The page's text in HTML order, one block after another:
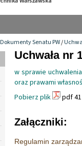
Dokumenty Senatu PW/
Uchwała nr
w sprawie
oraz prawami
Pobierz plik
pdf
Załączniki:
Regulamin